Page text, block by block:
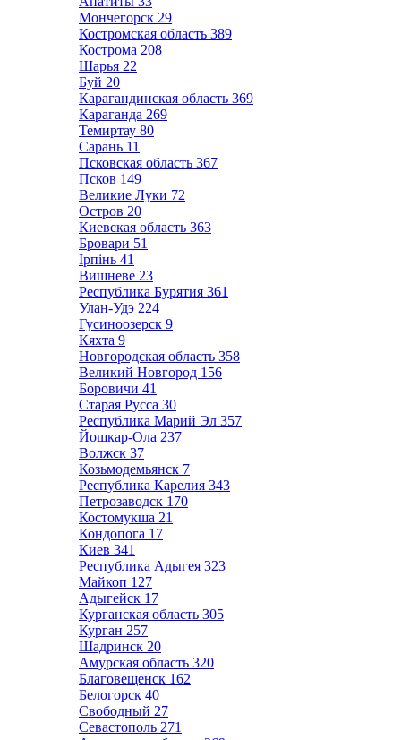
Мончегорск 29
Костромская область 389
Кострома 208
Шарья 22
Буй 20
Карагандинская область 369
Караганда 269
Темиртау 80
Сарань 11
Псковская область 367
Псков 149
Великие Луки 72
Остров 20
Киевская область 363
Бровари 51
Ірпінь 41
Вишневе 23
Республика Бурятия 361
Улан-Удэ 224
Гусиноозерск 9
Кяхта 9
Новгородская область 358
Великий Новгород 156
Боровичи 41
Старая Русса 30
Республика Марий Эл 357
Йошкар-Ола 237
Волжск 37
Козьмодемьянск 7
Республика Карелия 343
Петрозаводск 170
Костомукша 21
Кондопога 17
Киев 341
Республика Адыгея 323
Майкоп 127
Адыгейск 17
Курганская область 305
Курган 257
Шадринск 20
Амурская область 320
Благовещенск 162
Белогорск 40
Свободный 27
Севастополь 271